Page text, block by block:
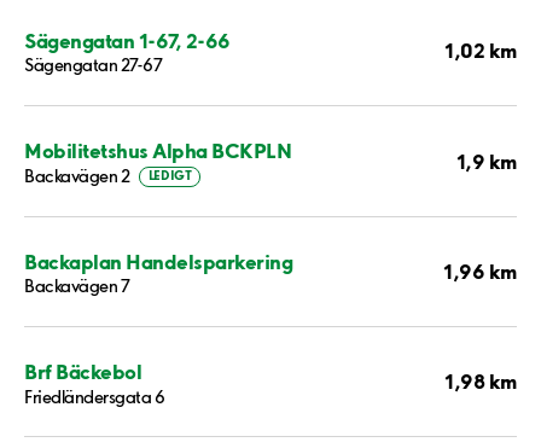
Sägengatan 1-67, 2-66
Sägengatan 27-67
1,02 km
Mobilitetshus Alpha BCKPLN
Backavägen 2 LEDIGT
1,9 km
Backaplan Handelsparkering
Backavägen 7
1,96 km
Brf Bäckebol
Friedländersgata 6
1,98 km